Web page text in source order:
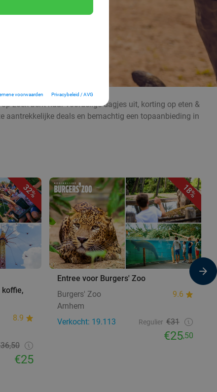
voorwaarden Privacybeleid / AVG
zoek bent naar voordelige dagjes uit, korting op eten &
aantrekkelijke deals en bemachtig een topaanbieding in
32%
8.9
€25
18%
Entree voor Burgers' Zoo
Burgers' Zoo
9.6
Arnhem
Verkocht: 19.113
Regulier €31
€25,50